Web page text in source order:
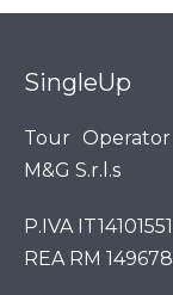
SingleUp
Tour
M&G S.r.l.s
P.IVA
REA RM